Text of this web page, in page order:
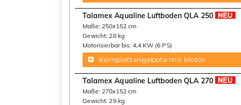
Talamex Aqualine Luftboden QLA 250
Maße: 250x152 cm
Gewicht: 28 kg
Motorisierbar bis: 4,4 KW (6 PS)
Komplettangebote mit Motor
Talamex Aqualine Luftboden QLA 270
Maße: 270x152 cm
Gewicht: 29 kg